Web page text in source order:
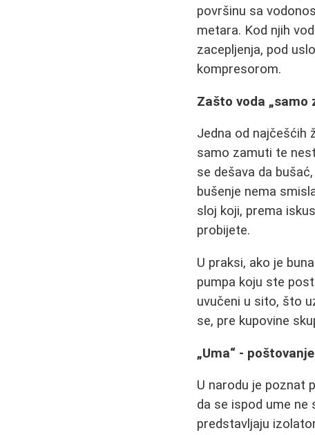
površinu sa
metara. Kod njih
zacepljenja, pod
kompresorom.
Zašto voda
Jedna od najčešćih
samo zamuti te
se dešava da
bušenje nema
sloj koji, prema
probijete.
U praksi, ako je
pumpa koju ste
uvučeni u sito, što
se, pre kupovine
„Uma“ -
U narodu je poznat
da se ispod ume ne
predstavljaju